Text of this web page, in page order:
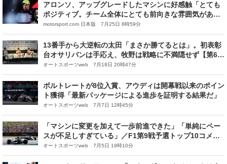
アロンソ、アップグレードしたマシンに好感触「とても
ポジティブ。チーム全体にとても前向きな雰囲気があ
る」
motorsport.com 日本版 7月25日 8時59分
13番手から大逆転の太田「まさか勝てるとは」。初表彰
台オサリバンは手応え、牧野は戦略に不満隠せず【第6戦
決勝会見】
オートスポーツweb 7月18日 20時47分
ボルトレートが8位入賞、アウディは開幕戦以来のポイン
ト獲得「最新パッケージによる進歩を証明する結果だ」
オートスポーツweb 7月7日 12時45分
「マシンに変更を加えて一歩前進できた」「単純にペー
スが不足しすぎている」／F1第9戦予選トップ10コメン
ト（1）
オートスポーツweb 7月5日 19時10分